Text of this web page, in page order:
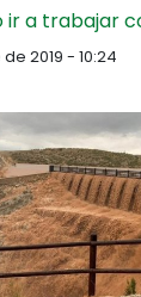
ir a trabajar
2019 - 10:24